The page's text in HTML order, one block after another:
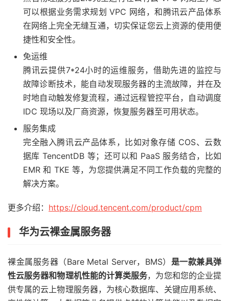
可以根据业务需求规划 VPC 网络，和腾讯云产品体系
在网络上完全无缝互通，切实保证您云上资源的使用便
捷性和安全性。
免运维
腾讯云提供7*24小时的运维服务，借助先进的监控与
故障诊断技术，能自动发现服务器的主流故障，并在及
时地自动触发修复流程，通过远程管控平台，自动调度
IDC 现场以及厂商资源，恢复服务器至可用状态。
服务集成
完全融入腾讯云产品体系，比如对象存储 COS、云数
据库 TencentDB 等；还可以和 PaaS 服务结合，比如
EMR 和 TKE 等，为您提供满足不同工作负载的完整的
解决方案。
更多介绍： https://cloud.tencent.com/product/cpm
华为云裸金属服务器
裸金属服务器（Bare Metal Server，BMS） 是一款兼具弹
性云服务器和物理机性能的计算类服务，为您和您的企业提
供专属的云上物理服务器，为核心数据库、关键应用系统、